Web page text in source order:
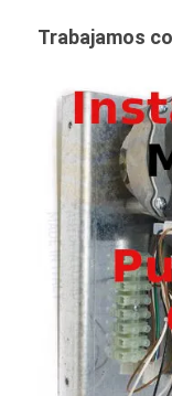
Trabajamos